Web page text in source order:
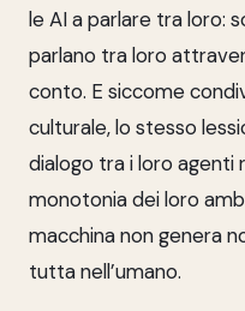
le AI a parlare tra loro:
parlano tra loro
conto. E siccome
culturale, lo stesso
dialogo tra i loro
monotonia dei loro
macchina non genera
tutta nell’umano.